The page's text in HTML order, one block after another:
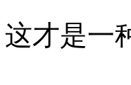
这才是一